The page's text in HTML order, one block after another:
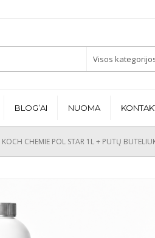
Visos
BLOG’AI NUOMA
KOCH CHEMIE POL STAR 1L + PUTŲ